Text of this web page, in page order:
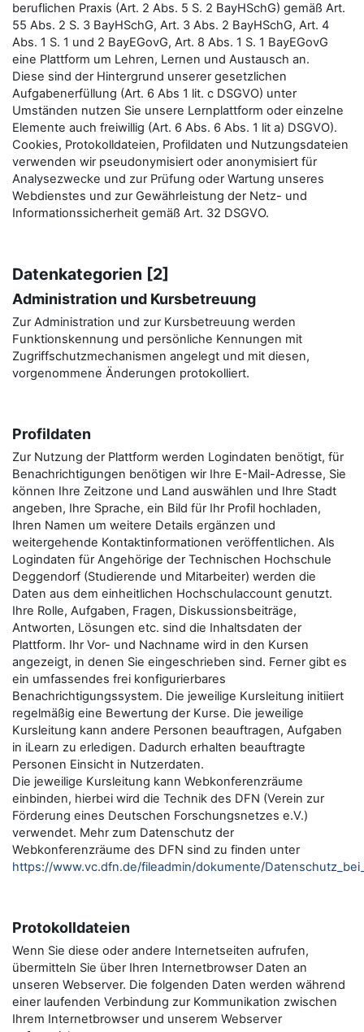
beruflichen Praxis (Art. 2 Abs. 5 S. 2 BayHSchG) gemäß Art.
55 Abs. 2 S. 3 BayHSchG, Art. 3 Abs. 2 BayHSchG, Art. 4
Abs. 1 S. 1 und 2 BayEGovG, Art. 8 Abs. 1 S. 1 BayEGovG
eine Plattform um Lehren, Lernen und Austausch an.
Diese sind der Hintergrund unserer gesetzlichen
Aufgabenerfüllung (Art. 6 Abs 1 lit. c DSGVO) unter
Umständen nutzen Sie unsere Lernplattform oder einzelne
Elemente auch freiwillig (Art. 6 Abs. 6 Abs. 1 lit a) DSGVO).
Cookies, Protokolldateien, Profildaten und Nutzungsdateien
verwenden wir pseudonymisiert oder anonymisiert für
Analysezwecke und zur Prüfung oder Wartung unseres
Webdienstes und zur Gewährleistung der Netz- und
Informationssicherheit gemäß Art. 32 DSGVO.
Datenkategorien [2]
Administration und Kursbetreuung
Zur Administration und zur Kursbetreuung werden
Funktionskennung und persönliche Kennungen mit
Zugriffschutzmechanismen angelegt und mit diesen,
vorgenommene Änderungen protokolliert.
Profildaten
Zur Nutzung der Plattform werden Logindaten benötigt, für
Benachrichtigungen benötigen wir Ihre E-Mail-Adresse, Sie
können Ihre Zeitzone und Land auswählen und Ihre Stadt
angeben, Ihre Sprache, ein Bild für Ihr Profil hochladen,
Ihren Namen um weitere Details ergänzen und
weitergehende Kontaktinformationen veröffentlichen. Als
Logindaten für Angehörige der Technischen Hochschule
Deggendorf (Studierende und Mitarbeiter) werden die
Daten aus dem einheitlichen Hochschulaccount genutzt.
Ihre Rolle, Aufgaben, Fragen, Diskussionsbeiträge,
Antworten, Lösungen etc. sind die Inhaltsdaten der
Plattform. Ihr Vor- und Nachname wird in den Kursen
angezeigt, in denen Sie eingeschrieben sind. Ferner gibt es
ein umfassendes frei konfigurierbares
Benachrichtigungssystem. Die jeweilige Kursleitung initiiert
regelmäßig eine Bewertung der Kurse. Die jeweilige
Kursleitung kann andere Personen beauftragen, Aufgaben
in iLearn zu erledigen. Dadurch erhalten beauftragte
Personen Einsicht in Nutzerdaten.
Die jeweilige Kursleitung kann Webkonferenzräume
einbinden, hierbei wird die Technik des DFN (Verein zur
Förderung eines Deutschen Forschungsnetzes e.V.)
verwendet. Mehr zum Datenschutz der
Webkonferenzräume des DFN sind zu finden unter
https://www.vc.dfn.de/fileadmin/dokumente/
Protokolldateien
Wenn Sie diese oder andere Internetseiten aufrufen,
übermitteln Sie über Ihren Internetbrowser Daten an
unseren Webserver. Die folgenden Daten werden während
einer laufenden Verbindung zur Kommunikation zwischen
Ihrem Internetbrowser und unserem Webserver